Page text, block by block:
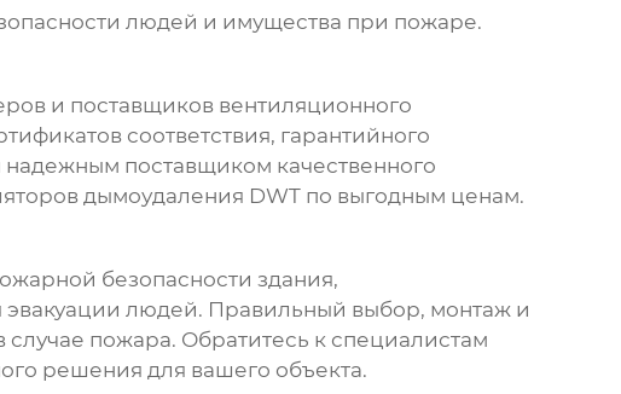
людей и имущества при пожаре.
и поставщиков вентиляционного
соответствия, гарантийного
поставщиком качественного
дымоудаления DWTпо выгодным ценам.
безопасности здания,
людей. Правильный выбор, монтаж и
пожара. Обратитесь к специалистам
решения для вашего объекта.